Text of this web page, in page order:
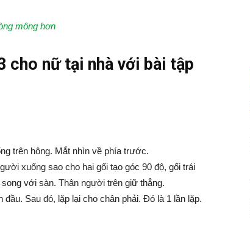
mông hơn
cho nữ tại nhà với bài tập
trên hông. Mắt nhìn về phía trước.
xuống sao cho hai gối tạo góc 90 độ, gối trái
với sàn. Thân người trên giữ thẳng.
Sau đó, lặp lại cho chân phải. Đó là 1 lần lặp.